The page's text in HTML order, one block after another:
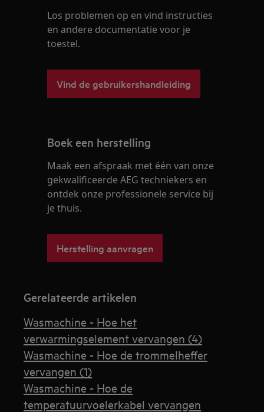
Los problemen op en vind instructies
en andere documentatie voor je
toestel.
Vind de gebruikershandleiding
Boek een herstelling
Maak een afspraak met één van onze
gekwalificeerde AEG techniekers en
ontdek onze professionele service bij
je thuis.
Herstelling aanvragen
Gerelateerde artikelen
Wasmachine - Hoe het
verwarmingselement vervangen (4)
Wasmachine - Hoe de trommelheffer
vervangen (1)
Wasmachine - Hoe de
temperatuurvoelerkabel vervangen